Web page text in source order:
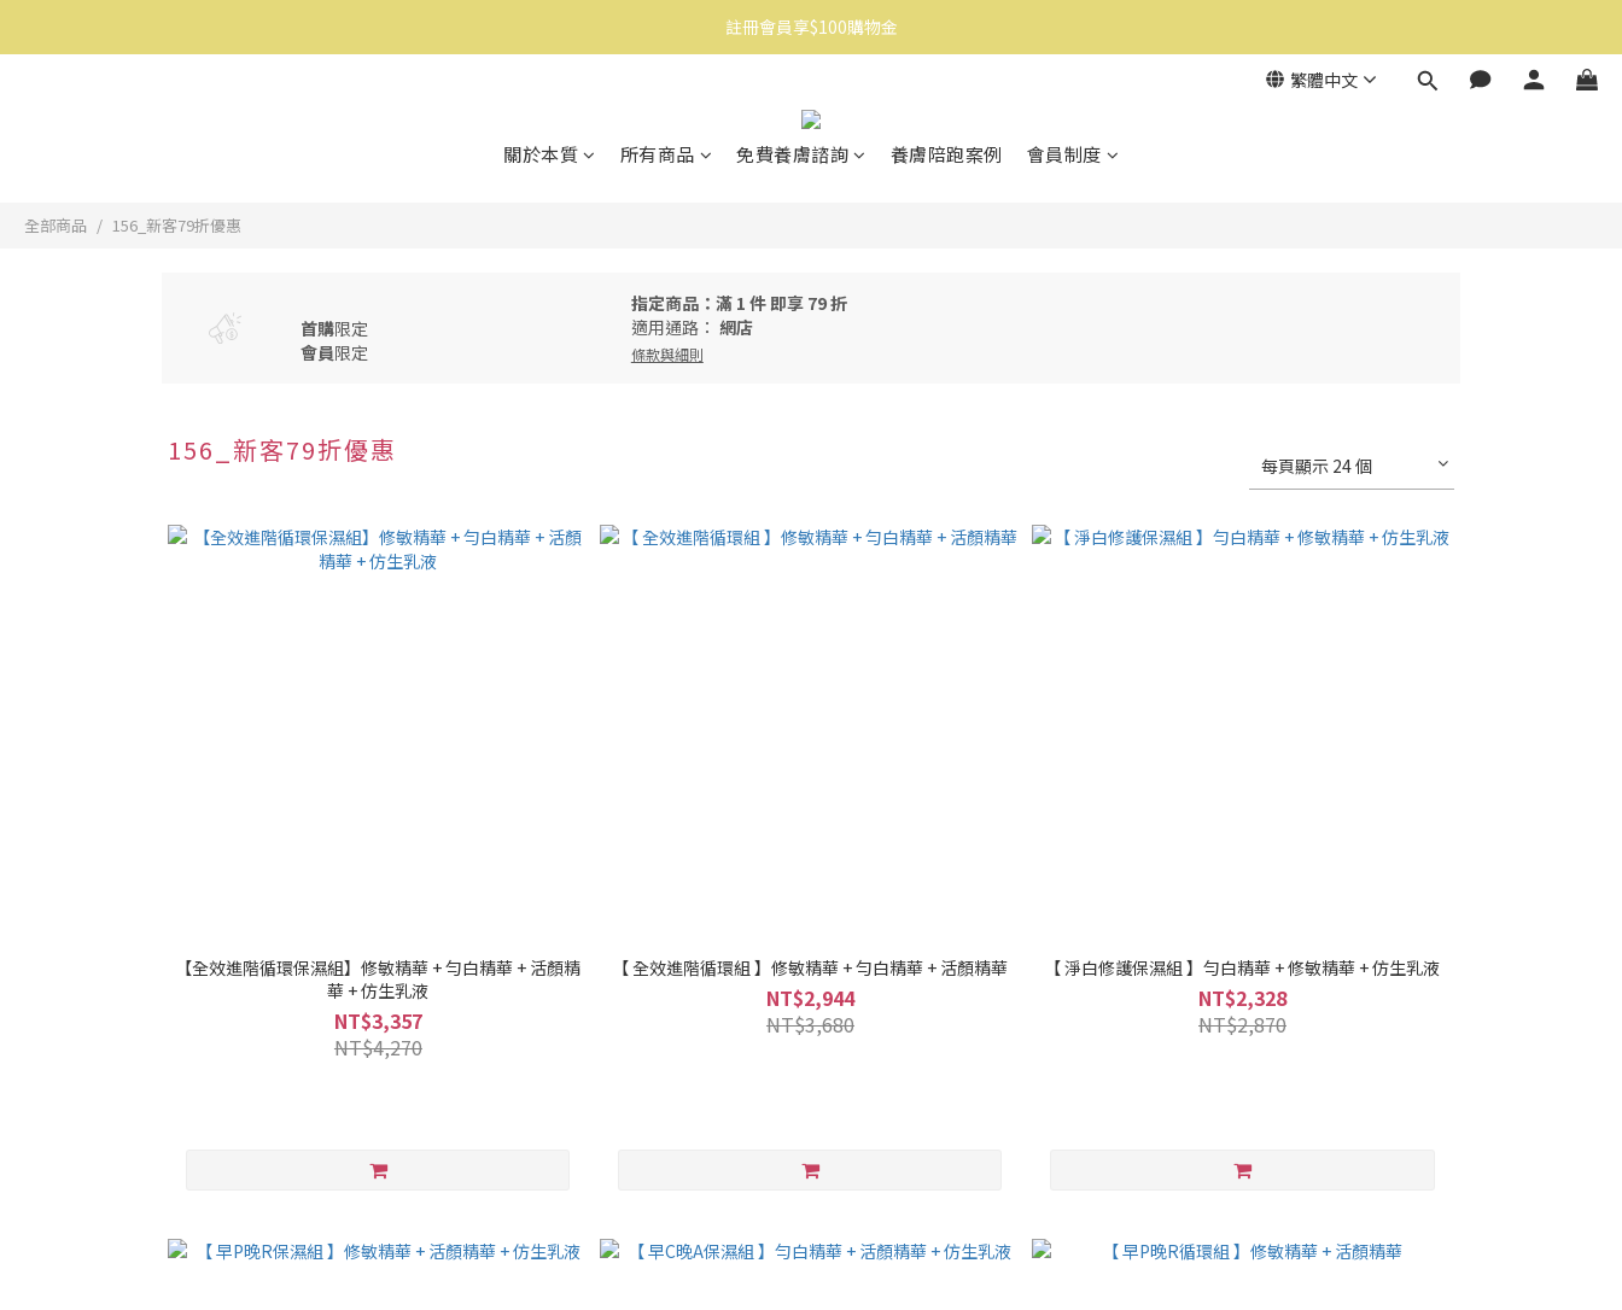
消費滿$1500免運
註冊會員享$100購物金
繁體中文
關於本質 所有商品 免費養膚諮詢 養膚陪跑案例 會員制度
全部商品 156_新客79折優惠
首購限定
會員限定
指定商品：滿 1 件 即享 79 折
適用通路： 網店
條款與細則
156_新客79折優惠 每頁顯示 24 個
【全效進階循環保濕組】修敏精華 + 勻白精華 + 活顏精
華 + 仿生乳液
NT$3,357
NT$4,270
【 全效進階循環組 】修敏精華 + 勻白精華 + 活顏精華
NT$2,944
NT$3,680
【 淨白修護保濕組 】勻白精華 + 修敏精華 + 仿生乳液
NT$2,328
NT$2,870